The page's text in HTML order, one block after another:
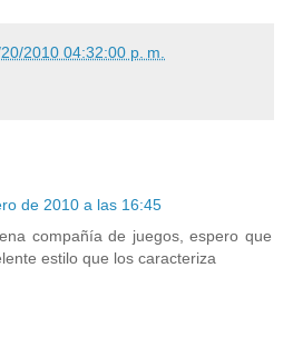
2010 04:32:00 p. m.
de 2010 a las 16:45
compañía de juegos, espero que
estilo que los caracteriza